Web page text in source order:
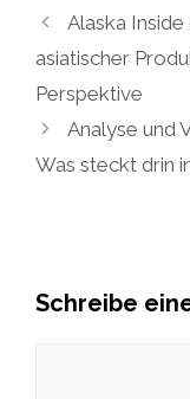
Alaska Inside
asiatischer
Perspektive
Analyse und
Was steckt drin
Schreibe